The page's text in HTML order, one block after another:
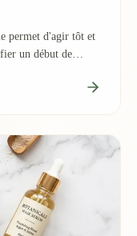
permet d'agir tôt et
un début de